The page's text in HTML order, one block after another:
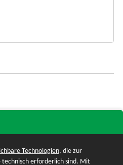
Technologien, die zur
technisch erforderlich sind. Mit